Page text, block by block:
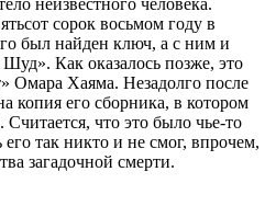
сорок восьмом году в
был найден ключ, а с ним и
Как оказалось позже, это
Омара Хаяма. Незадолго после
копия его сборника, в котором
что это было чье-то
так никто и не смог, впрочем,
загадочной смерти.